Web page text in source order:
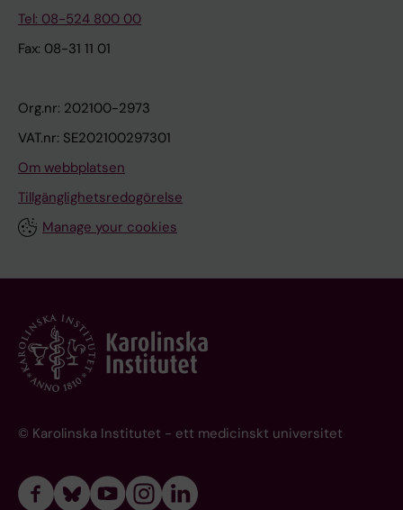
Tel: 08-524 800 00
Fax: 08-31 11 01
Org.nr: 202100-2973
VAT.nr: SE202100297301
Om webbplatsen
Tillgänglighetsredogörelse
Manage your cookies
© Karolinska Institutet - ett medicinskt universitet